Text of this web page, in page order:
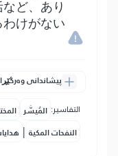
ど、あり
けがない
پیشاندانی
التفاسير: المُيسَّر
النفحات المكية |